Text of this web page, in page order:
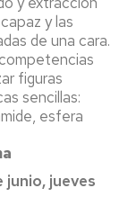
y las
de una cara.
figuras
sencillas:
esfera
junio, jueves